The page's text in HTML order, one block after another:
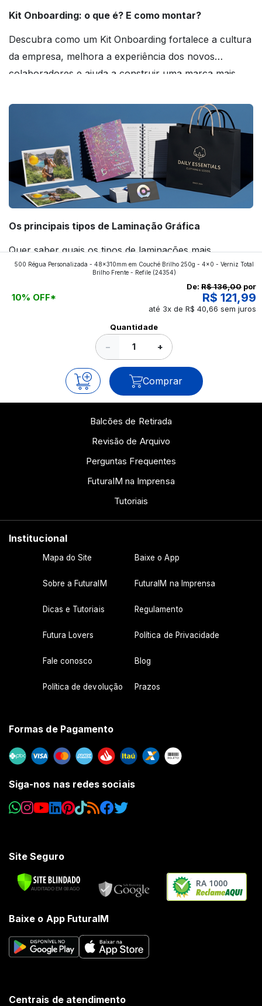
Kit Onboarding: o que é? E como montar?
Descubra como um Kit Onboarding fortalece a cultura
da empresa, melhora a experiência dos novos
colaboradores e ajuda a construir uma marca mais
Os principais tipos de Laminação Gráfica
Quer saber quais os tipos de laminações mais
aplicados nos impressos da gráfica FuturaIM? Então,
continue a leitura que vamos revelar para você!
500 Régua Personalizada - 48x310mm em Couché Brilho 250g - 4x0 - Verniz Total
Brilho Frente - Refile(24354)
10% OFF*
De: R$ 136,00 por
R$ 121,99
até 3x de R$ 40,66 sem juros
Quantidade
− +
Comprar
Balcões de Retirada
Revisão de Arquivo
Perguntas Frequentes
FuturaIM na Imprensa
Tutoriais
Institucional
Mapa do Site Baixe o App
Sobre a FuturaIM FuturaIM na Imprensa
Dicas e Tutoriais Regulamento
Futura Lovers Política de Privacidade
Fale conosco Blog
Política de devolução Prazos
Formas de Pagamento
Siga-nos nas redes sociais
Site Seguro
RA 1000
Baixe o App FuturaIM
Centrais de atendimento